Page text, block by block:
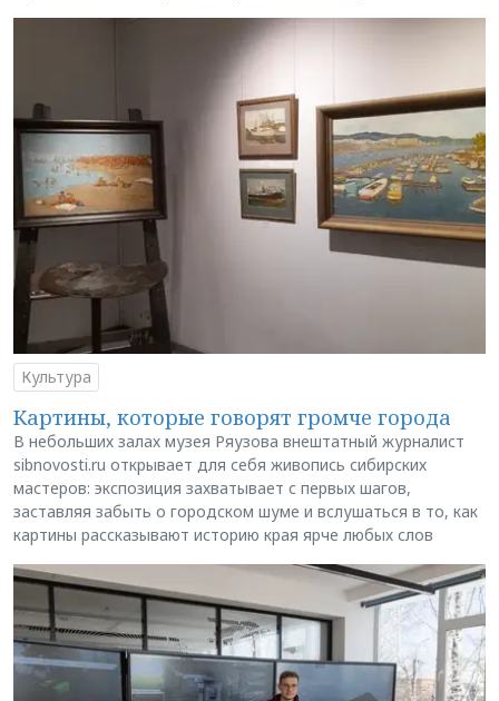
Культура
Картины, которые говорят громче города
В небольших залах музея Ряузова внештатный журналист
sibnovosti.ru открывает для себя живопись сибирских
мастеров: экспозиция захватывает с первых шагов,
заставляя забыть о городском шуме и вслушаться в то, как
картины рассказывают историю края ярче любых слов